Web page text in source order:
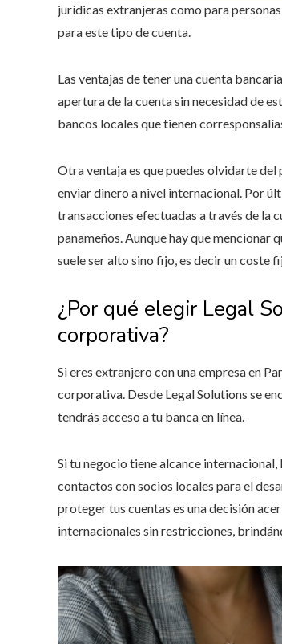
jurídicas extranjeras como para
para este tipo de cuenta.
Las ventajas de tener una cuenta
apertura de la cuenta sin necesidad de
bancos locales que tienen
Otra ventaja es que puedes olvidarte
enviar dinero a nivel internacional. Por
transacciones efectuadas a través de la
panameños. Aunque hay que mencionar
suele ser alto sino fijo, es decir un coste
¿Por qué elegir Legal
corporativa?
Si eres extranjero con una empresa en
corporativa. Desde Legal Solutions se
tendrás acceso a tu banca en línea.
Si tu negocio tiene alcance
contactos con socios locales para el
proteger tus cuentas es una decisión
internacionales sin restricciones,